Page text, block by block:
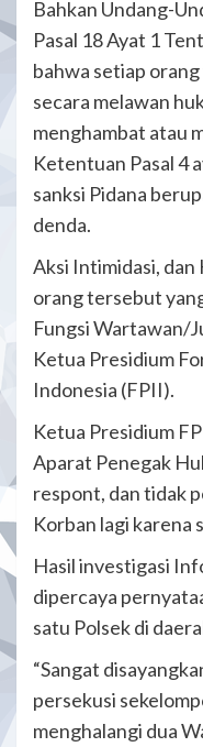
Bahkan Undang-
Pasal 18 Ayat 1
bahwa setiap
secara melawan
menghambat atau
Ketentuan Pasal 4
sanksi Pidana
denda.
Aksi Intimidasi, dan
orang tersebut
Fungsi Wartawan/
Ketua Presidium
Indonesia (FPII).
Ketua Presidium
Aparat Penegak
respont, dan tidak
Korban lagi karena
Hasil investigasi
dipercaya
satu Polsek di
“Sangat
persekusi
menghalangi dua